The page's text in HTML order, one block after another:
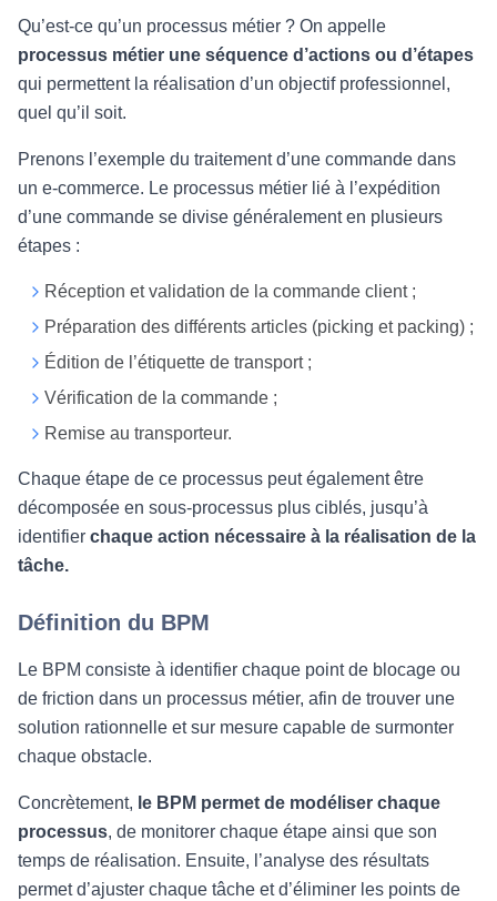
Qu’est-ce qu’un processus métier ? On appelle
processus métier une séquence d’actions ou d’étapes
qui permettent la réalisation d’un objectif professionnel,
quel qu’il soit.
Prenons l’exemple du traitement d’une commande dans
un e-commerce. Le processus métier lié à l’expédition
d’une commande se divise généralement en plusieurs
étapes :
Réception et validation de la commande client ;
Préparation des différents articles (picking et packing) ;
Édition de l’étiquette de transport ;
Vérification de la commande ;
Remise au transporteur.
Chaque étape de ce processus peut également être
décomposée en sous-processus plus ciblés, jusqu’à
identifier chaque action nécessaire à la réalisation de la
tâche.
Définition du BPM
Le BPM consiste à identifier chaque point de blocage ou
de friction dans un processus métier, afin de trouver une
solution rationnelle et sur mesure capable de surmonter
chaque obstacle.
Concrètement, le BPM permet de modéliser chaque
processus, de monitorer chaque étape ainsi que son
temps de réalisation. Ensuite, l’analyse des résultats
permet d’ajuster chaque tâche et d’éliminer les points de